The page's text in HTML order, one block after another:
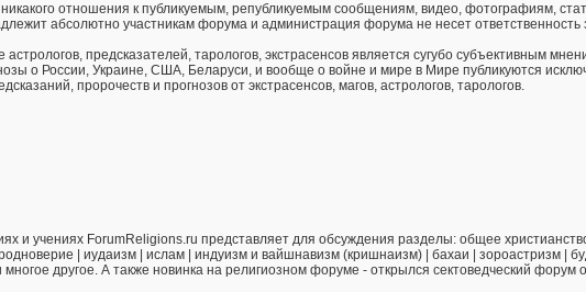
отношения к публикуемым, републикуемым сообщениям, видео, фотографиям,
абсолютно участникам форума и администрация форума не несет
предсказателей, тарологов, экстрасенсов является сугубо субъективным
о России, Украине, США, Беларуси, и вообще о войне и мире в Мире публикуются
пророчеств и прогнозов от экстрасенсов, магов, астрологов, тарологов.
и учениях ForumReligions.ru представляет для обсуждения разделы: общее
| иудаизм | ислам | индуизм и вайшнавизм (кришнаизм) | бахаи | зороастризм |
многое другое. А также новинка на религиозном форуме - открылся сектоведческий